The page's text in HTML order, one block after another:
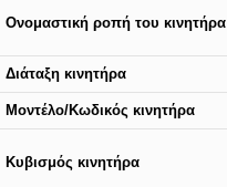
Ονομαστική ροπή του κινητήρα
Διάταξη κινητήρα
Μοντέλο/Κωδικός κινητήρα
Κυβισμός κινητήρα